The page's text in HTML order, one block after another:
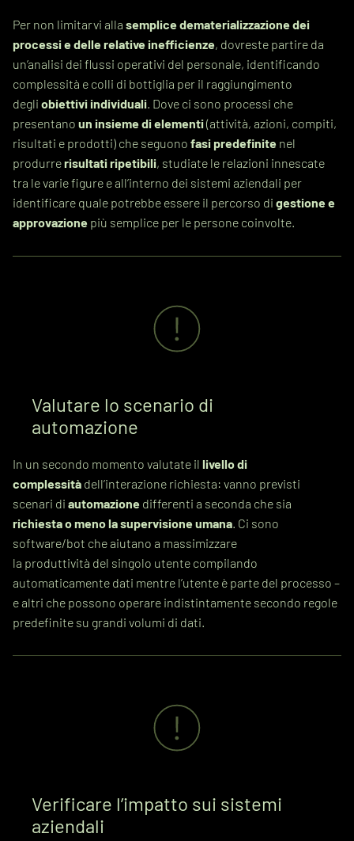
Per non limitarvi alla semplice dematerializzazione dei
processi e delle relative inefficienze, dovreste partire da
un’analisi dei flussi operativi del personale, identificando
complessità e colli di bottiglia per il raggiungimento
degli obiettivi individuali. Dove ci sono processi che
presentano un insieme di elementi(attività, azioni, compiti,
risultati e prodotti) che seguono fasi predefinite nel
produrrerisultati ripetibili, studiate le relazioni innescate
tra le varie figure e all’interno dei sistemi aziendali per
identificare quale potrebbe essere il percorso di gestione e
approvazione più semplice per le persone coinvolte.
Valutare lo scenario di
automazione
In un secondo momento valutate il livello di
complessità dell’interazione richiesta: vanno previsti
scenari di automazione differenti a seconda che sia
richiesta o meno la supervisione umana . Ci sono
software/bot che aiutano a massimizzare
la produttività del singolo utente compilando
automaticamente dati mentre l’utente è parte del processo –
e altri che possono operare indistintamente secondo regole
predefinite su grandi volumi di dati.
Verificare l’impatto sui sistemi
aziendali